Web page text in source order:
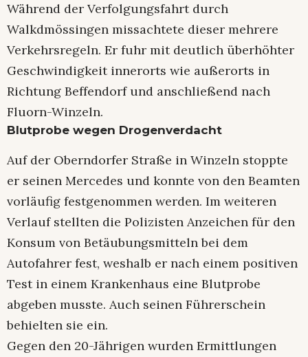
Während der Verfolgungsfahrt durch
Walkdmössingen missachtete dieser mehrere
Verkehrsregeln. Er fuhr mit deutlich überhöhter
Geschwindigkeit innerorts wie außerorts in
Richtung Beffendorf und anschließend nach
Fluorn-Winzeln.
Blutprobe wegen Drogenverdacht
Auf der Oberndorfer Straße in Winzeln stoppte
er seinen Mercedes und konnte von den Beamten
vorläufig festgenommen werden. Im weiteren
Verlauf stellten die Polizisten Anzeichen für den
Konsum von Betäubungsmitteln bei dem
Autofahrer fest, weshalb er nach einem positiven
Test in einem Krankenhaus eine Blutprobe
abgeben musste. Auch seinen Führerschein
behielten sie ein.
Gegen den 20-Jährigen wurden Ermittlungen